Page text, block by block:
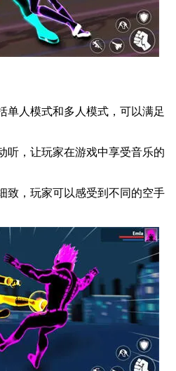
单人模式和多人模式，可以满足
听，让玩家在游戏中享受音乐的
致，玩家可以感受到不同的空手